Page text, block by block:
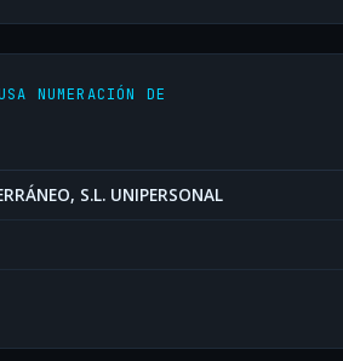
NUMERACIÓN DE
S.L. UNIPERSONAL